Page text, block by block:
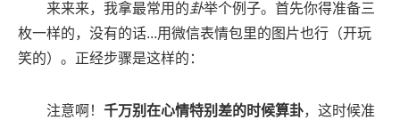
来来来，我拿最常用的卦举个例子。首先你得准备三
枚一样的，没有的话...用微信表情包里的图片也行（开玩
笑的）。正经步骤是这样的：
注意啊！ 千万别在心情特别差的时候算卦，这时候准